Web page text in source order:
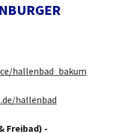
hallenbad_bakum
hallenbad
Freibad) -